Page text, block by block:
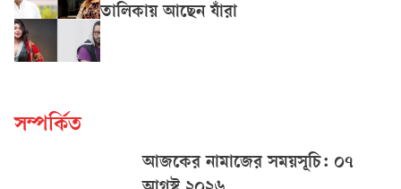
তালিকায় আছেন যাঁরা
সম্পর্কিত
আজকের নামাজের সময়সূচি: ০৭